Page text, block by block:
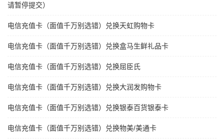
请暂停提交）
电信充值卡（面值千万别选错）兑换天虹购物卡
电信充值卡（面值千万别选错）兑换盒马生鲜礼品卡
电信充值卡（面值千万别选错）兑换屈臣氏
电信充值卡（面值千万别选错）兑换大润发购物卡
电信充值卡（面值千万别选错）兑换银泰百货银泰卡
电信充值卡（面值千万别选错）兑换物美/美通卡